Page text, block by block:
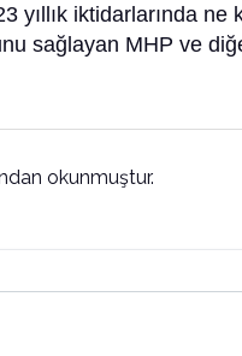
yıllık iktidarlarında ne
sağlayan MHP ve
okunmuştur.